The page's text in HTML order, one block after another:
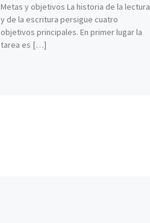
Metas y objetivos La historia de la lectura
y de la escritura persigue cuatro
objetivos principales. En primer lugar la
tarea es […]